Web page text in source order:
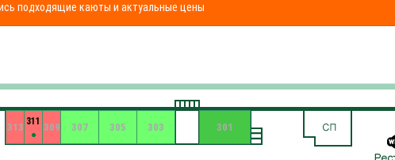
подходящие каюты и актуальные цены
301
303
305
307
309
311
313